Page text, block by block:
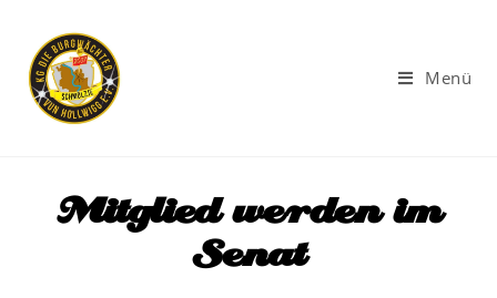
Menü
Mitglied werden im
Senat